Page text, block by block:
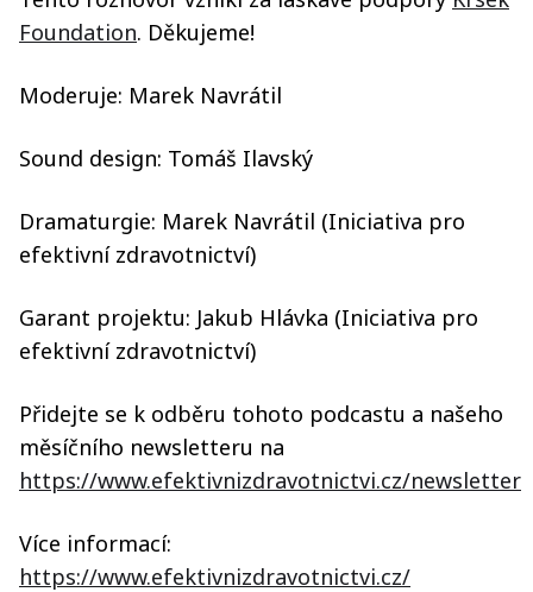
Foundation. Děkujeme!
Moderuje: Marek Navrátil
Sound design: Tomáš Ilavský
Dramaturgie: Marek Navrátil (Iniciativa pro
efektivní zdravotnictví)
Garant projektu: Jakub Hlávka (Iniciativa pro
efektivní zdravotnictví)
Přidejte se k odběru tohoto podcastu a našeho
měsíčního newsletteru na
https://www.efektivnizdravotnictvi.cz/newsletter
Více informací:
https://www.efektivnizdravotnictvi.cz/